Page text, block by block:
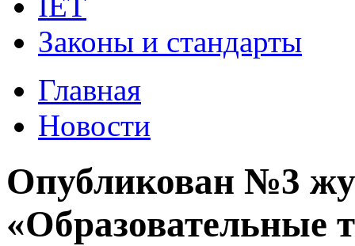
Законы и стандарты
Главная
Новости
Опубликован №3
«Образовательные